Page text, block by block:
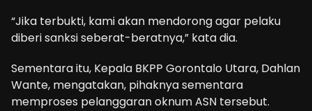
“Jika terbukti, kami akan mendorong agar pelaku
diberi sanksi seberat-beratnya,” kata dia.
Sementara itu, Kepala BKPP Gorontalo Utara, Dahlan
Wante, mengatakan, pihaknya sementara
memproses pelanggaran oknum ASN tersebut.